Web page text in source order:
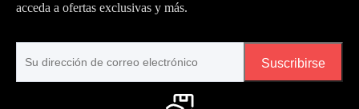
acceda a ofertas exclusivas y más.
Suscribirse